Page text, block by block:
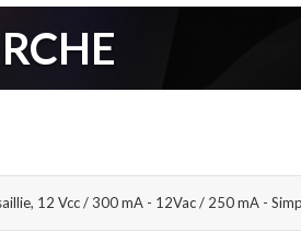
12 Vcc / 300 mA - 12Vac / 250 mA -